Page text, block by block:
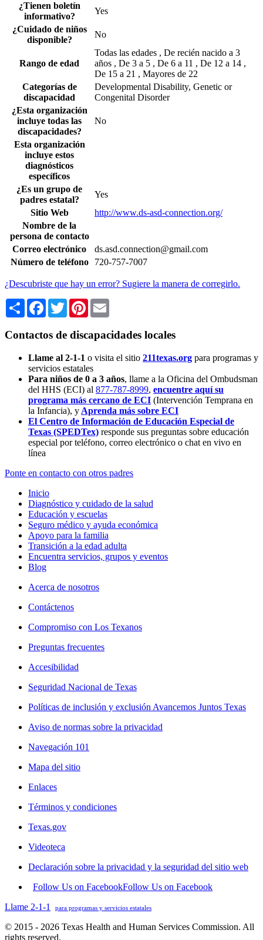
¿Tienen boletín
informativo?
Yes
¿Cuidado de niños
disponible?
No
Rango de edad
Todas las edades , De recién nacido a 3
años , De 3 a 5 , De 6 a 11 , De 12 a 14 ,
De 15 a 21 , Mayores de 22
Categorías de
discapacidad
Developmental Disability, Genetic or
Congenital Disorder
¿Esta organización
incluye todas las
discapacidades?
No
Esta organización
incluye estos
diagnósticos
específicos
¿Es un grupo de
padres estatal?
Yes
Sitio Web
http://www.ds-asd-connection.org/
Nombre de la
persona de contacto
Correo electrónico
ds.asd.connection@gmail.com
Número de teléfono
720-757-7007
¿Descubriste que hay un error? Sugiere la manera de corregirlo.
Share Facebook
TwitterPinterest
Contactos de discapacidades locales
Llame al 2-1-1 o visita el sitio 211texas.org para programas y
servicios estatales
Para niños de 0 a 3 años, llame a la Oficina del Ombudsman
del HHS (ECI) al 877-787-8999, encuentre aquí su
programa más cercano de ECI (Intervención Temprana en
la Infancia), y Aprenda más sobre ECI
El Centro de Información de Educación Especial de
Texas (SPEDTex) responde sus preguntas sobre educación
especial por teléfono, correo electrónico o chat en vivo en
línea
Ponte en contacto con otros padres
Inicio
Diagnóstico y cuidado de la salud
Educación y escuelas
Seguro médico y ayuda económica
Apoyo para la familia
Transición a la edad adulta
Encuentra servicios, grupos y eventos
Blog
Acerca de nosotros
Contáctenos
Compromiso con Los Texanos
Preguntas frecuentes
Accesibilidad
Seguridad Nacional de Texas
Políticas de inclusión y exclusión Avancemos Juntos Texas
Aviso de normas sobre la privacidad
Navegación 101
Mapa del sitio
Enlaces
Términos y condiciones
Texas.gov
Videoteca
Declaración sobre la privacidad y la seguridad del sitio web
Follow Us on FacebookFollow Us on Facebook
Llame 2-1-1
para programas y servicios estatales
© 2015 - 2026 Texas Health and Human Services Commission. All
rights reserved.